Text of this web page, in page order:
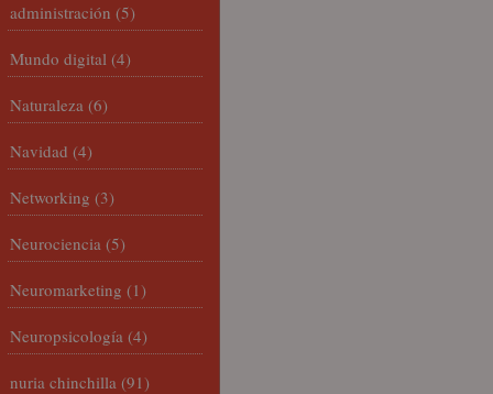
administración (5)
Mundo digital (4)
Naturaleza (6)
Navidad (4)
Networking (3)
Neurociencia (5)
Neuromarketing (1)
Neuropsicología (4)
nuria chinchilla (91)